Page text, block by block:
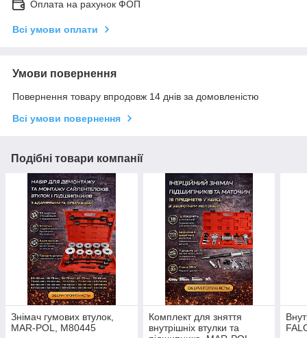
Оплата на рахунок ФОП
Всі умови оплати
Умови повернення
Повернення товару впродовж 14 днів за домовленістю
Всі умови повернення
Подібні товари компанії
Знімач гумових втулок,
MAR-POL, M80445
Комплект для зняття
внутрішніх втулки та